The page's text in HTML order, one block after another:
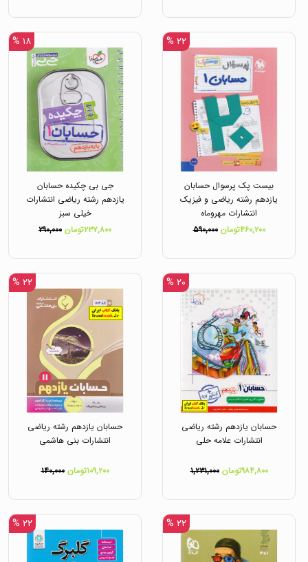
۲۲ %
بیست پک پرسوال حسابان
یازدهم رشته ریاضی و فیزیک
انتشارات مهروماه
۴۶۰,۲۰۰تومان
۵۹۰,۰۰۰
۱۸ %
جی بی چکیده حسابان
یازدهم رشته ریاضی انتشارات
خیلی سبز
۲۳۷,۸۰۰تومان
۲۹۰,۰۰۰
۲۰ %
حسابان یازدهم رشته ریاضی
انتشارات علامه حلی
۹۸۴,۸۰۰تومان ۱,۲۳۱,۰۰۰
۲۲ %
حسابان یازدهم رشته ریاضی
انتشارات بنی هاشمی
۱۰۹,۲۰۰تومان ۱۴۰,۰۰۰
۲۲ % ۲۲ %